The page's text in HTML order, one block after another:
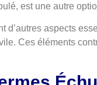
est une autre
d’autres aspects
Ces éléments